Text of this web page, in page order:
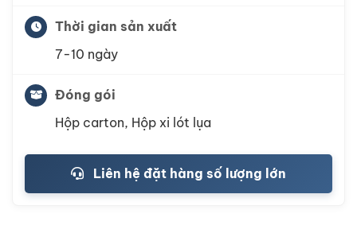
Thời gian sản xuất
7-10 ngày
Đóng gói
Hộp carton, Hộp xi lót lụa
Liên hệ đặt hàng số lượng lớn